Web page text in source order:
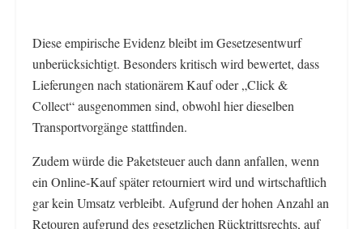
Diese empirische Evidenz bleibt im Gesetzesentwurf
unberücksichtigt. Besonders kritisch wird bewertet, dass
Lieferungen nach stationärem Kauf oder „Click &
Collect“ ausgenommen sind, obwohl hier dieselben
Transportvorgänge stattfinden.
Zudem würde die Paketsteuer auch dann anfallen, wenn
ein Online-Kauf später retourniert wird und wirtschaftlich
gar kein Umsatz verbleibt. Aufgrund der hohen Anzahl an
Retouren aufgrund des gesetzlichen Rücktrittsrechts, auf